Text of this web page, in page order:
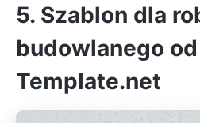
5. Szablon dla
budowlanego od
Template.net